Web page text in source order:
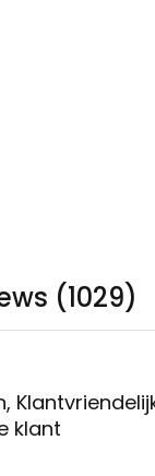
(1029)
klant